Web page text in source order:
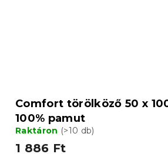
Comfort törölköző 50 x
100% pamut
Raktáron (>10 db)
1 886 Ft